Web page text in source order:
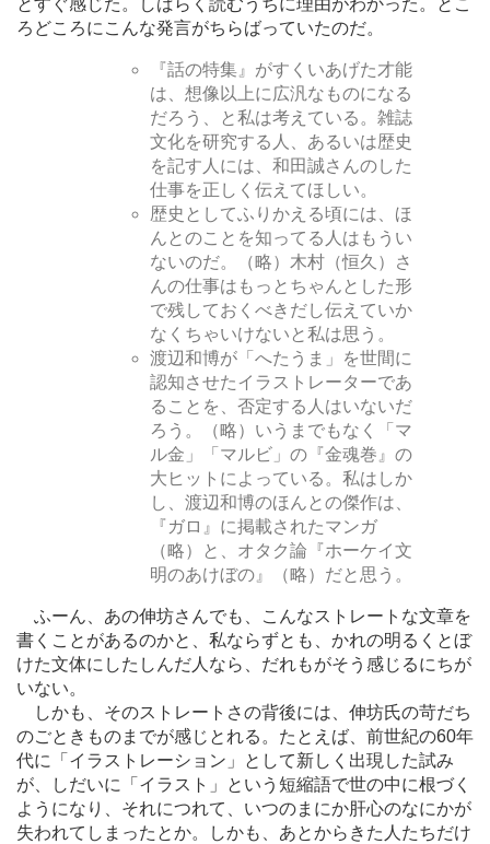
とすぐ感じた。しばらく読むうちに理由がわかった。とこ
ろどころにこんな発言がちらばっていたのだ。
『話の特集』がすくいあげた才能
は、想像以上に広汎なものになる
だろう、と私は考えている。雑誌
文化を研究する人、あるいは歴史
を記す人には、和田誠さんのした
仕事を正しく伝えてほしい。
歴史としてふりかえる頃には、ほ
んとのことを知ってる人はもうい
ないのだ。（略）木村（恒久）さ
んの仕事はもっとちゃんとした形
で残しておくべきだし伝えていか
なくちゃいけないと私は思う。
渡辺和博が「へたうま」を世間に
認知させたイラストレーターであ
ることを、否定する人はいないだ
ろう。（略）いうまでもなく「マ
ル金」「マルビ」の『金魂巻』の
大ヒットによっている。私はしか
し、渡辺和博のほんとの傑作は、
『ガロ』に掲載されたマンガ
（略）と、オタク論『ホーケイ文
明のあけぼの』（略）だと思う。
ふーん、あの伸坊さんでも、こんなストレートな文章を
書くことがあるのかと、私ならずとも、かれの明るくとぼ
けた文体にしたしんだ人なら、だれもがそう感じるにちが
いない。
しかも、そのストレートさの背後には、伸坊氏の苛だち
のごときものまでが感じとれる。たとえば、前世紀の60年
代に「イラストレーション」として新しく出現した試み
が、しだいに「イラスト」という短縮語で世の中に根づく
ようになり、それにつれて、いつのまにか肝心のなにかが
失われてしまったとか。しかも、あとからきた人たちだけ